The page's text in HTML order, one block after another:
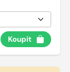
Koupit